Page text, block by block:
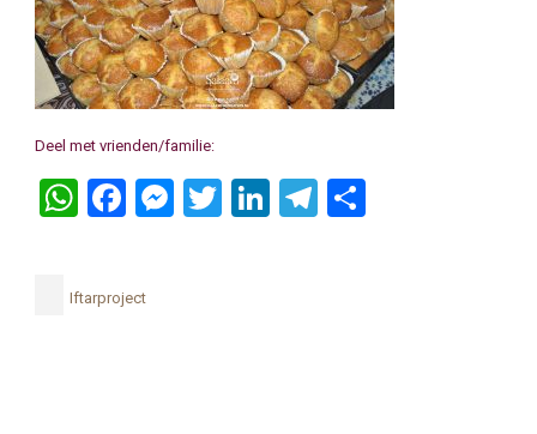
Deel met vrienden/familie:
WhatsApp
Facebook
Messenger
Twitter
LinkedIn
Telegram
Iftarproject